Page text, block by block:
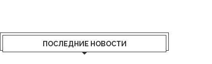
ПОСЛЕДНИЕ НОВОСТИ